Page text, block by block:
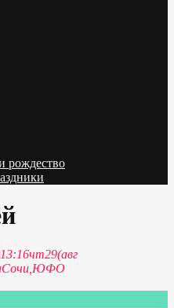
все включено, отдых на
и горнолыжных туров.
сайт Тур Сейл
рождество
13:16чт29(авг
Сочи, ЮФО